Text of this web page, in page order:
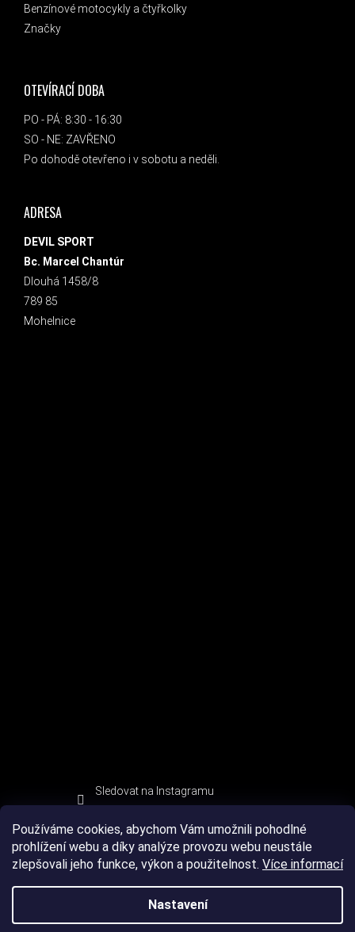
Používáme cookies, abychom Vám umožnili pohodlné
prohlížení webu a díky analýze provozu webu neustále
zlepšovali jeho funkce, výkon a použitelnost. Více informací
Nastavení
Benzínové motocykly a čtyřkolky
Značky
OTEVÍRACÍ DOBA
PO - PÁ: 8:30 - 16:30
SO - NE: ZAVŘENO
Po dohodě otevřeno i v sobotu a neděli.
ADRESA
DEVIL SPORT
Bc. Marcel Chantúr
Dlouhá 1458/8
789 85
Mohelnice
Sledovat na Instagramu